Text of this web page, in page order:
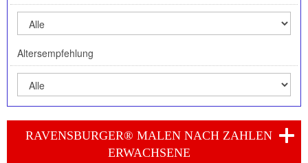
Altersempfehlung
RAVENSBURGER® MALEN NACH ZAHLEN
ERWACHSENE